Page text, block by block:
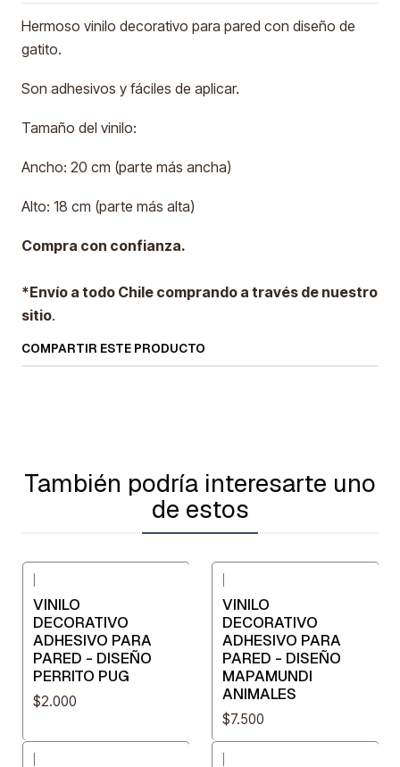
Hermoso vinilo decorativo para pared con diseño de
gatito.
Son adhesivos y fáciles de aplicar.
Tamaño del vinilo:
Ancho: 20 cm (parte más ancha)
Alto: 18 cm (parte más alta)
Compra con confianza.
*Envío a todo Chile comprando a través de nuestro
sitio.
COMPARTIR ESTE PRODUCTO
También podría interesarte uno
de estos
VINILO
DECORATIVO
ADHESIVO PARA
PARED - DISEÑO
PERRITO PUG
$2.000
VINILO
DECORATIVO
ADHESIVO PARA
PARED - DISEÑO
MAPAMUNDI
ANIMALES
$7.500